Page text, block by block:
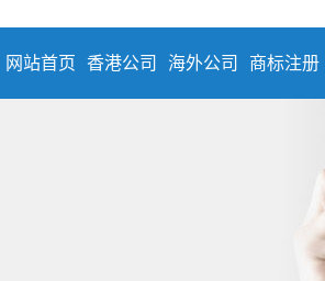
网站首页 香港公司 海外公司 商标注册